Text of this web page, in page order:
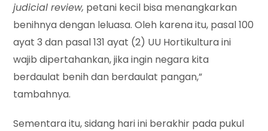
judicial review, petani kecil bisa menangkarkan
benihnya dengan leluasa. Oleh karena itu, pasal 100
ayat 3 dan pasal 131 ayat (2) UU Hortikultura ini
wajib dipertahankan, jika ingin negara kita
berdaulat benih dan berdaulat pangan,”
tambahnya.
Sementara itu, sidang hari ini berakhir pada pukul